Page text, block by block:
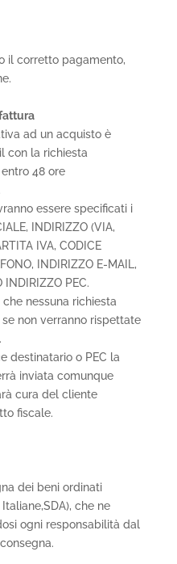
il corretto pagamento,
ad un acquisto è
con la richiesta
48 ore
essere specificati i
INDIRIZZO (VIA,
IVA, CODICE
INDIRIZZO E-MAIL,
INDIRIZZO PEC.
nessuna richiesta
non verranno rispettate
destinatario o PEC la
inviata comunque
cura del cliente
fiscale.
dei beni ordinati
che ne
ogni responsabilità dal